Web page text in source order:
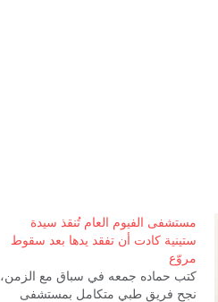
مستشفى الفيوم العام تُنقذ سيدة
ستينية كادت أن تفقد يدها بعد سقوط
مروّع
كتب حماده جمعه في سباق مع الزمن،
نجح فريق طبي متكامل بمستشفى